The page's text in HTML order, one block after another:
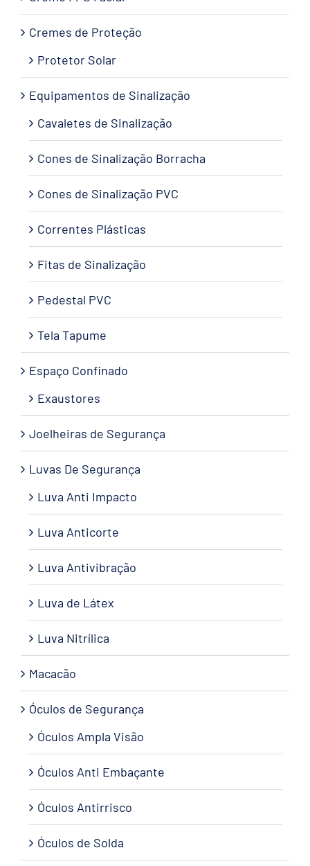
Cremes de Proteção
Protetor Solar
Equipamentos de Sinalização
Cavaletes de Sinalização
Cones de Sinalização Borracha
Cones de Sinalização PVC
Correntes Plásticas
Fitas de Sinalização
Pedestal PVC
Tela Tapume
Espaço Confinado
Exaustores
Joelheiras de Segurança
Luvas De Segurança
Luva Anti Impacto
Luva Anticorte
Luva Antivibração
Luva de Látex
Luva Nitrílica
Macacão
Óculos de Segurança
Óculos Ampla Visão
Óculos Anti Embaçante
Óculos Antirrisco
Óculos de Solda